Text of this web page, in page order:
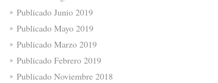
Publicado Junio 2019
Publicado Mayo 2019
Publicado Marzo 2019
Publicado Febrero 2019
Publicado Noviembre 2018